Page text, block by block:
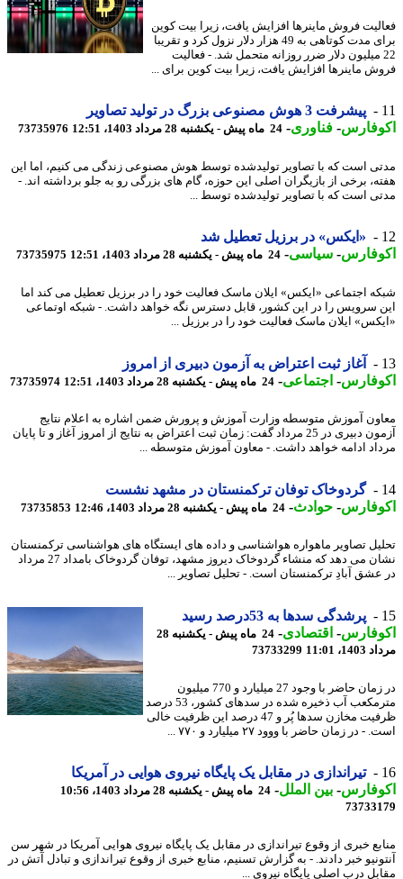
فروش ماینرها افزایش یافت، زیرا بیت کوین
برای مدت کوتاهی به 49 هزار دلار نزول کرد و تقریبا
میلیون دلار ضرر روزانه متحمل شد. - فعالیت
ماینرها افزایش یافت، زیرا بیت کوین برای ...
پیشرفت 3 هوش مصنوعی بزرگ در تولید تصاویر
-فناوری- 24 ماه پیش - یکشنبه 28 مرداد 1403، 12:51 73735976
است که با تصاویر تولیدشده توسط هوش مصنوعی زندگی می کنیم، اما این
برخی از بازیگران اصلی این حوزه، گام های بزرگی رو به جلو برداشته اند. -
است که با تصاویر تولیدشده توسط ...
«ایکس» در برزیل تعطیل شد
-سیاسی-24 ماه پیش - یکشنبه 28 مرداد 1403، 12:51 73735975
اجتماعی «ایکس» ایلان ماسک فعالیت خود را در برزیل تعطیل می کند اما
سرویس را در این کشور، قابل دسترس نگه خواهد داشت. - شبکه اوتماعی
ایلان ماسک فعالیت خود را در برزیل ...
آغاز ثبت اعتراض به آزمون دبیری از امروز
-اجتماعی-24 ماه پیش - یکشنبه 28 مرداد 1403، 12:51 73735974
آموزش متوسطه وزارت آموزش و پرورش ضمن اشاره به اعلام نتایج
آزمون دبیری در 25 مرداد گفت: زمان ثبت اعتراض به نتایج از امروز آغاز و تا پایان
ادامه خواهد داشت. - معاون آموزش متوسطه ...
گردوخاک توفان ترکمنستان در مشهد نشست
-حوادث -24 ماه پیش - یکشنبه 28 مرداد 1403، 12:46 73735853
تصاویر ماهواره هواشناسی و داده های ایستگاه های هواشناسی ترکمنستان
نشان می دهد که منشاء گردوخاک دیروز مشهد، توفان گردوخاک بامداد 27 مرداد
آبادِ ترکمنستان است. - تحلیل تصاویر ...
پرشدگی سدها به 53درصد رسید
-اقتصادی-
24 ماه پیش - یکشنبه 28
11:01
73733299
در زمان حاضر با وجود 27 میلیارد و 770 میلیون
مترمکعب آب ذخیره شده در سدهای کشور، 53 درصد
ظرفیت مخازن سدها پُر و 47 درصد این ظرفیت خالی
در زمان حاضر با ووود ۲۷ میلیارد و ۷۷۰ ...
تیراندازی در مقابل یک پایگاه نیروی هوایی در آمریکا
-بین الملل-24 ماه پیش - یکشنبه 28 مرداد 1403، 10:56
خبری از وقوع تیراندازی در مقابل یک پایگاه نیروی هوایی آمریکا در شهر سن
خبر دادند. - به گزارش تسنیم، منابع خبری از وقوع تیراندازی و تبادل آتش در
درب اصلی پایگاه نیروی ...